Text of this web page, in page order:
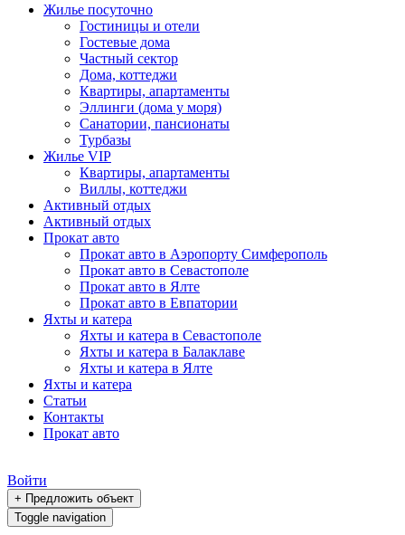
Жилье посуточно
Гостиницы и отели
Гостевые дома
Частный сектор
Дома, коттеджи
Квартиры, апартаменты
Эллинги (дома у моря)
Санатории, пансионаты
Турбазы
Жилье VIP
Квартиры, апартаменты
Виллы, коттеджи
Активный отдых
Активный отдых
Прокат авто
Прокат авто в Аэропорту Симферополь
Прокат авто в Севастополе
Прокат авто в Ялте
Прокат авто в Евпатории
Яхты и катера
Яхты и катера в Севастополе
Яхты и катера в Балаклаве
Яхты и катера в Ялте
Яхты и катера
Статьи
Контакты
Прокат авто
Войти
+ Предложить объект
Toggle navigation